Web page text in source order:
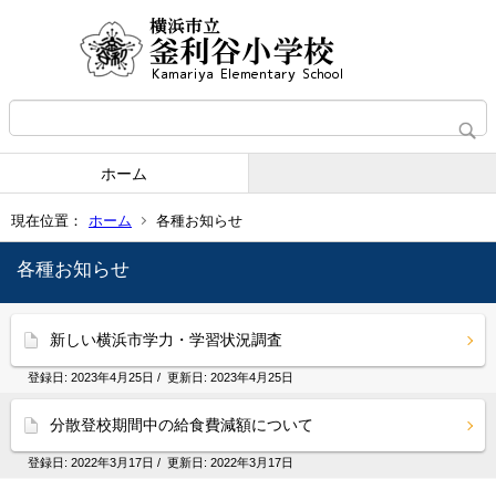
ホーム
現在位置： ホーム 各種お知らせ
各種お知らせ
新しい横浜市学力・学習状況調査
登録日: 2023年4月25日 / 更新日: 2023年4月25日
分散登校期間中の給食費減額について
登録日: 2022年3月17日 / 更新日: 2022年3月17日